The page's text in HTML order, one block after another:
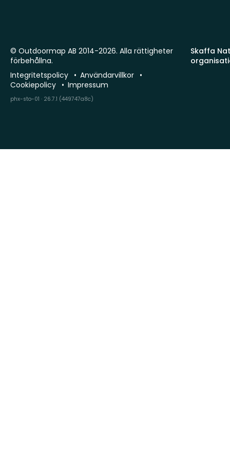
Skaffa
© Outdoormap AB 2014-2026. Alla rättigheter
förbehållna.
Integritetspolicy
Användarvillkor
Cookiepolicy
Impressum
phx-sto-01 · 26.7.1 (449747a8c)